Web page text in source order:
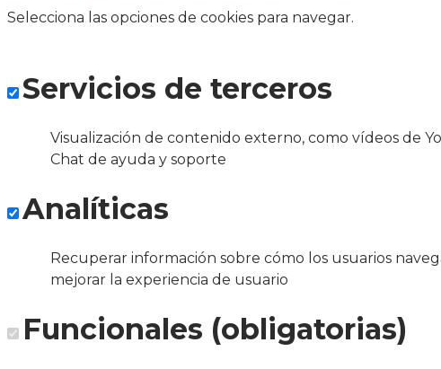
SIN
Tu
quieres
Selecciona las opciones de cookies para navegar.
Servicios de terceros
Visualización de contenido externo, como vídeos de
Chat de ayuda y soporte
Analíticas
Recuperar información sobre cómo los usuarios
mejorar la experiencia de usuario
Funcionales (obligatorias)